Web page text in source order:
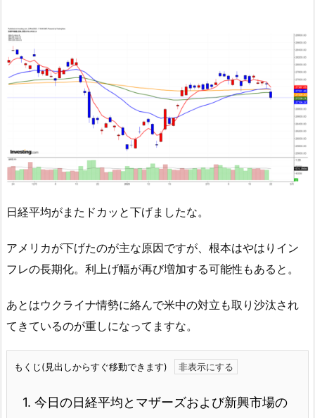
日経平均がまたドカッと下げましたな。
アメリカが下げたのが主な原因ですが、根本はやはりイン
フレの長期化。利上げ幅が再び増加する可能性もあると。
あとはウクライナ情勢に絡んで米中の対立も取り沙汰され
てきているのが重しになってますな。
もくじ(見出しからすぐ移動できます)
1. 今日の日経平均とマザーズおよび新興市場の